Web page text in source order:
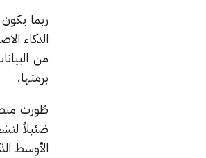
ربما
الذكاء
من
برمتها.
طُورت
ضئيلاً
الأوسط